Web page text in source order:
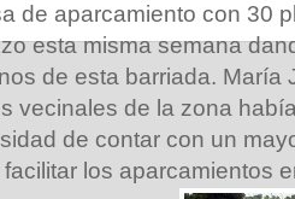
de aparcamiento con 30
esta misma semana
de esta barriada. María
vecinales de la zona
de contar con un
los aparcamientos